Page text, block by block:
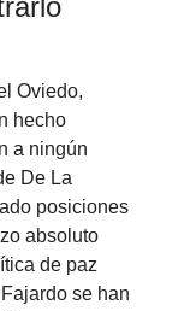
Oviedo,
hecho
a ningún
De La
posiciones
absoluto
de paz
se han